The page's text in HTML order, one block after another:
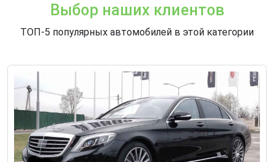
Выбор наших клиентов
ТОП-5 популярных автомобилей в этой категории